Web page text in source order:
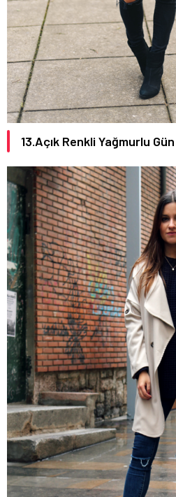
13.Açık Renkli Yağmurlu